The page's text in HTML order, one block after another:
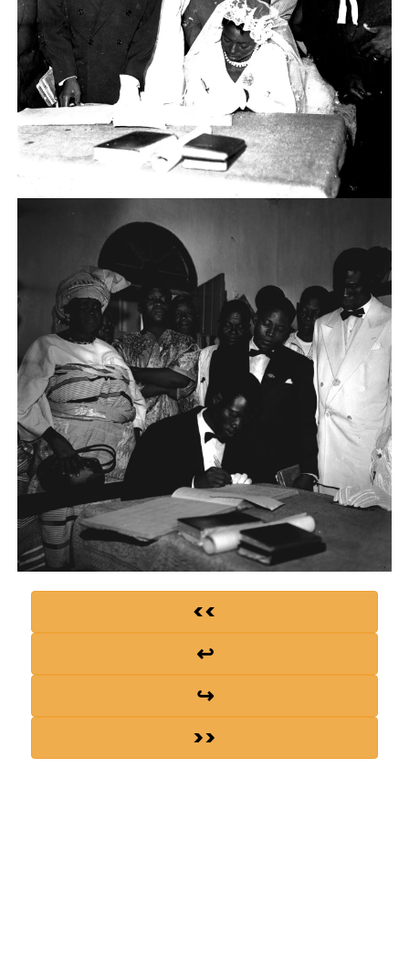
<<
↩
↪
>>